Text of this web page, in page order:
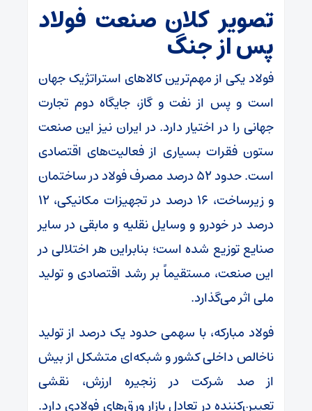
تصویر کلان صنعت فولاد
پس از جنگ
فولاد یکی از مهم‌ترین کالا‌های استراتژیک جهان
است و پس از نفت و گاز، جایگاه دوم تجارت
جهانی را در اختیار دارد. در ایران نیز این صنعت
ستون فقرات بسیاری از فعالیت‌های اقتصادی
است. حدود ۵۲ درصد مصرف فولاد در ساختمان
و زیرساخت، ۱۶ درصد در تجهیزات مکانیکی، ۱۲
درصد در خودرو و وسایل نقلیه و مابقی در سایر
صنایع توزیع شده است؛ بنابراین هر اختلالی در
این صنعت، مستقیماً بر رشد اقتصادی و تولید
ملی اثر می‌گذارد.
فولاد مبارکه، با سهمی حدود یک درصد از تولید
ناخالص داخلی کشور و شبکه‌ای متشکل از بیش
از صد شرکت در زنجیره ارزش، نقشی
تعیین‌کننده در تعادل بازار ورق‌های فولادی دارد.